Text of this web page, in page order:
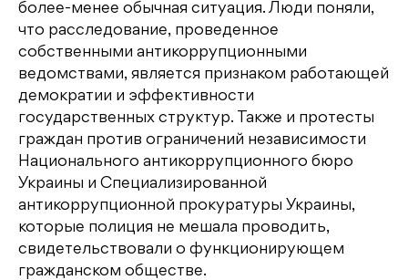
более-менее обычная ситуация. Люди поняли,
что расследование, проведенное
собственными антикоррупционными
ведомствами, является признаком работающей
демократии и эффективности
государственных структур. Также и протесты
граждан против ограничений независимости
Национального антикоррупционного бюро
Украины и Специализированной
антикоррупционной прокуратуры Украины,
которые полиция не мешала проводить,
свидетельствовали о функционирующем
гражданском обществе.